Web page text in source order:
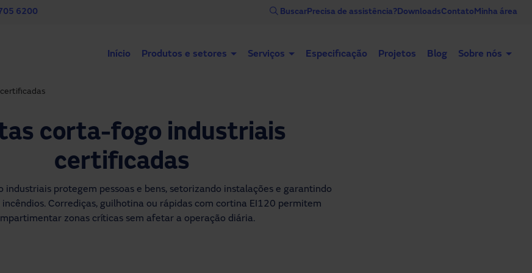
6200 BuscarPrecisa de assistência?DownloadsContatoMinha área
Início Produtos e setores Serviços Especificação Projetos Blog Sobre nós
corta-fogo industriais
certificadas
industriais protegem pessoas e bens, setorizando instalações e garantindo
Corrediças, guilhotina ou rápidas com cortina EI120 permitem
zonas críticas sem afetar a operação diária.